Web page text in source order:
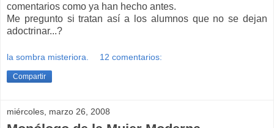
comentarios como ya han hecho antes.
Me pregunto si tratan así a los alumnos que no se dejan
adoctrinar...?
la sombra misteriora. 12 comentarios:
Compartir
miércoles, marzo 26, 2008